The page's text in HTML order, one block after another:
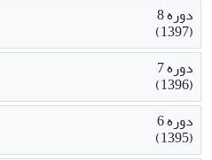
دوره 8
(1397)
دوره 7
(1396)
دوره 6
(1395)